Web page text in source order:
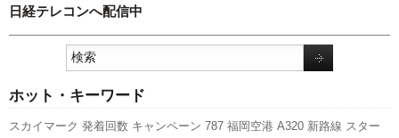
日経テレコンへ配信中
ホット・キーワード
スカイマーク 発着回数 キャンペーン 787 福岡空港 A320 新路線 スター